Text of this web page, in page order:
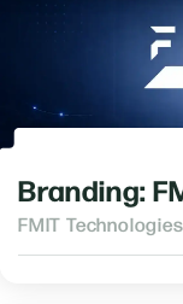
Branding:
FMIT Technologies